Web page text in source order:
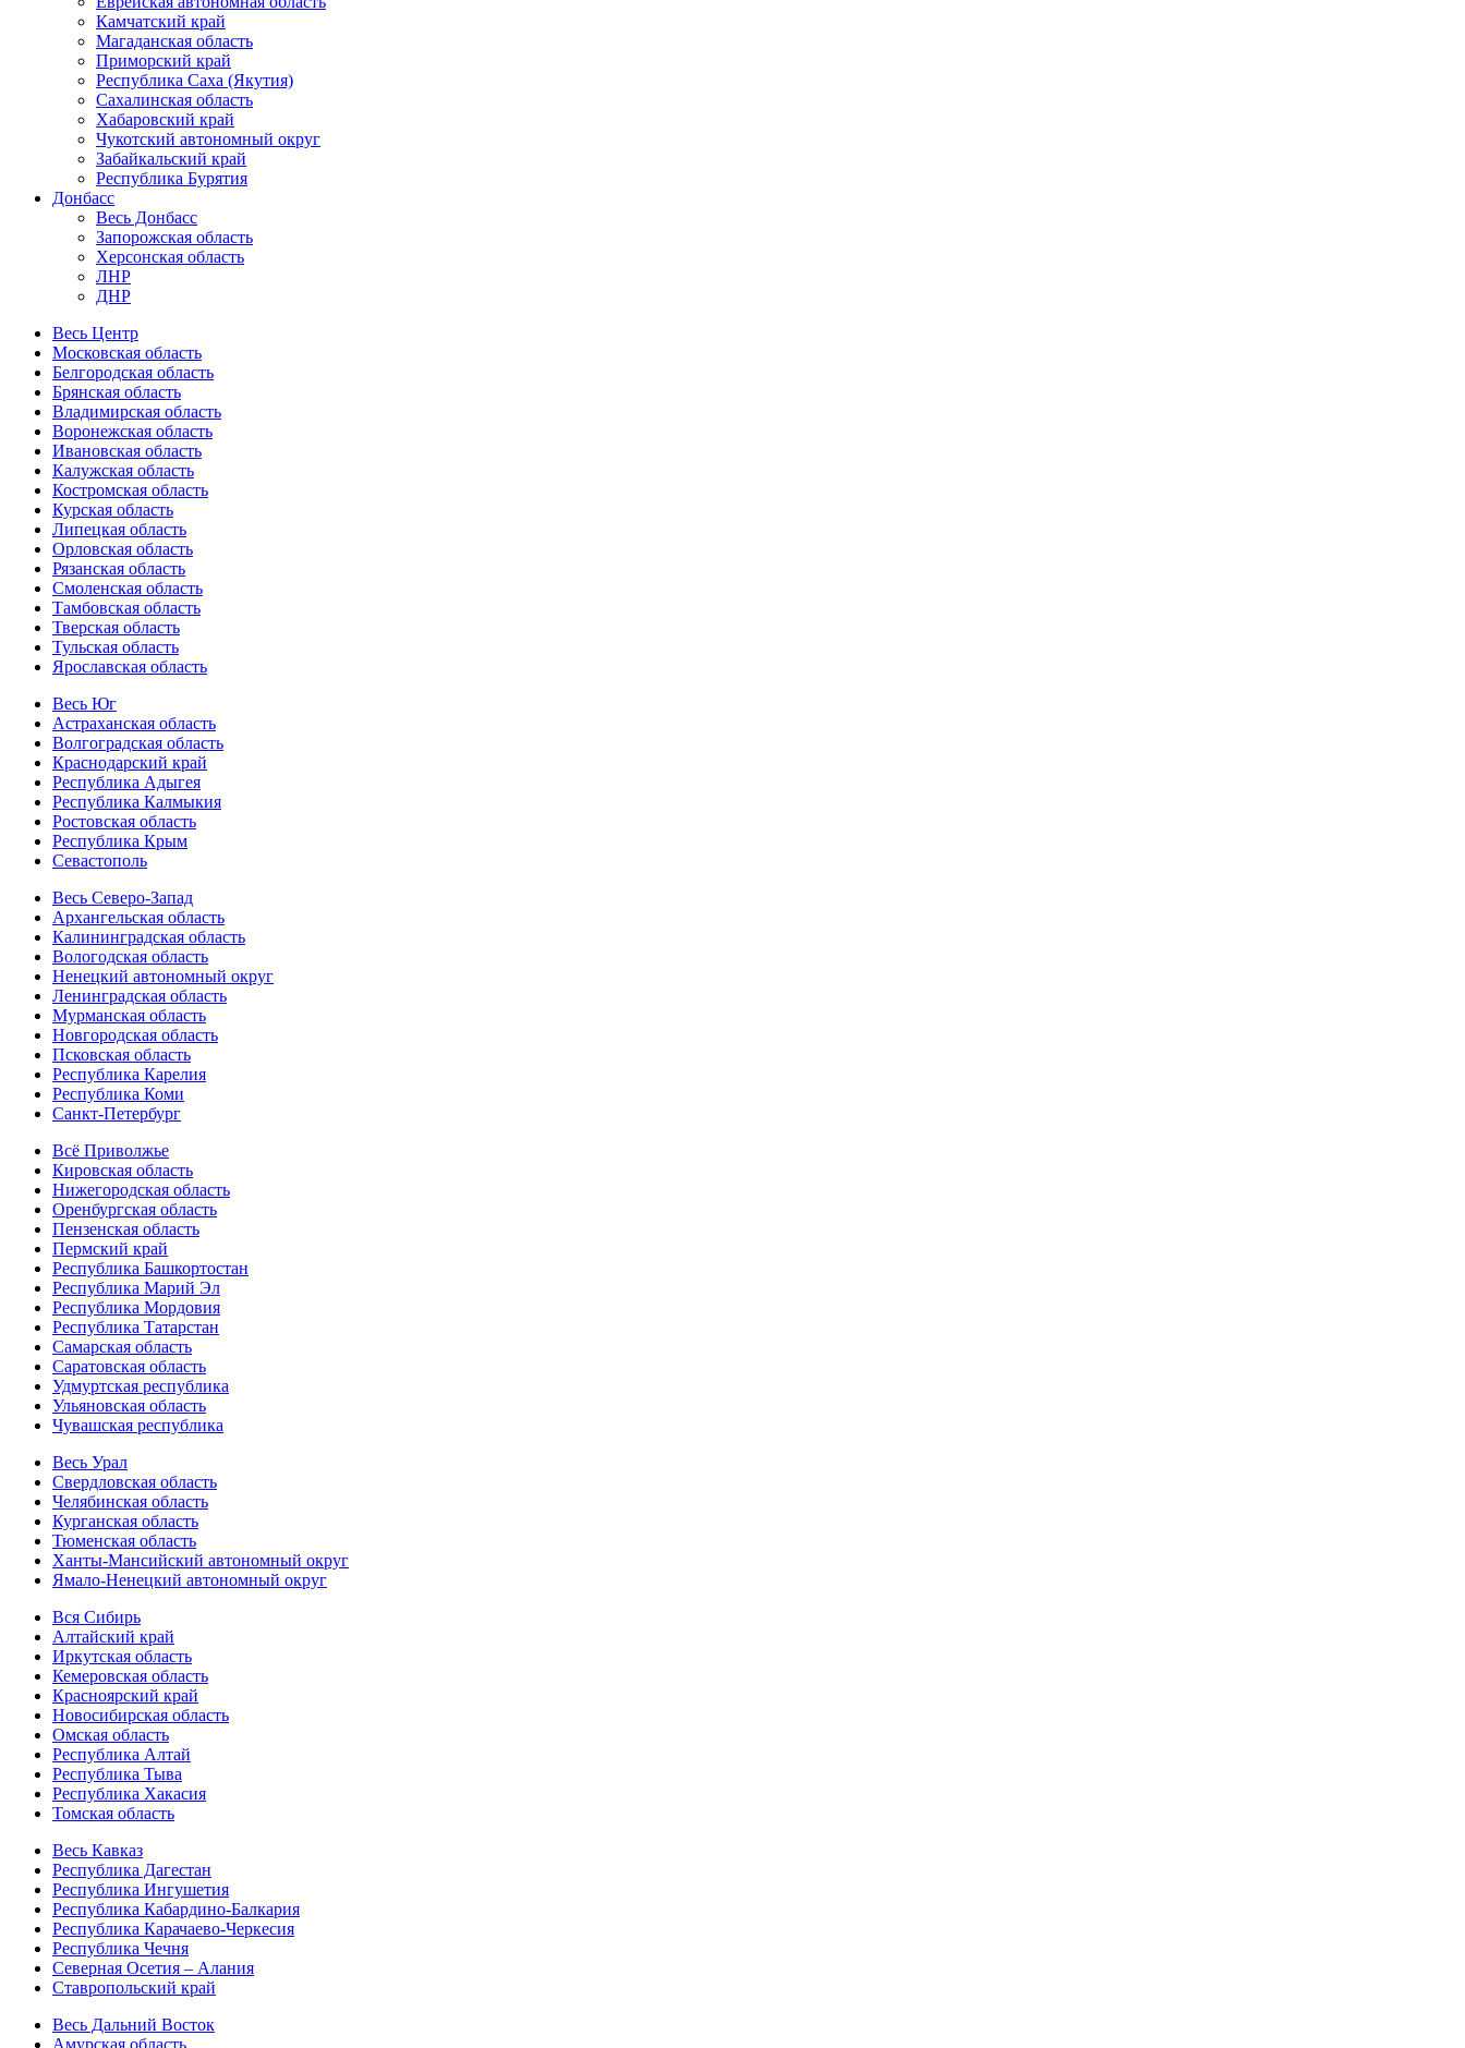
Камчатский край
Магаданская область
Приморский край
Республика Саха (Якутия)
Сахалинская область
Хабаровский край
Чукотский автономный округ
Забайкальский край
Республика Бурятия
Донбасс
Весь Донбасс
Запорожская область
Херсонская область
ЛНР
ДНР
Весь Центр
Московская область
Белгородская область
Брянская область
Владимирская область
Воронежская область
Ивановская область
Калужская область
Костромская область
Курская область
Липецкая область
Орловская область
Рязанская область
Смоленская область
Тамбовская область
Тверская область
Тульская область
Ярославская область
Весь Юг
Астраханская область
Волгоградская область
Краснодарский край
Республика Адыгея
Республика Калмыкия
Ростовская область
Республика Крым
Севастополь
Весь Северо-Запад
Архангельская область
Калининградская область
Вологодская область
Ненецкий автономный округ
Ленинградская область
Мурманская область
Новгородская область
Псковская область
Республика Карелия
Республика Коми
Санкт-Петербург
Всё Приволжье
Кировская область
Нижегородская область
Оренбургская область
Пензенская область
Пермский край
Республика Башкортостан
Республика Марий Эл
Республика Мордовия
Республика Татарстан
Самарская область
Саратовская область
Удмуртская республика
Ульяновская область
Чувашская республика
Весь Урал
Свердловская область
Челябинская область
Курганская область
Тюменская область
Ханты-Мансийский автономный округ
Ямало-Ненецкий автономный округ
Вся Сибирь
Алтайский край
Иркутская область
Кемеровская область
Красноярский край
Новосибирская область
Омская область
Республика Алтай
Республика Тыва
Республика Хакасия
Томская область
Весь Кавказ
Республика Дагестан
Республика Ингушетия
Республика Кабардино-Балкария
Республика Карачаево-Черкесия
Республика Чечня
Северная Осетия – Алания
Ставропольский край
Весь Дальний Восток
Амурская область